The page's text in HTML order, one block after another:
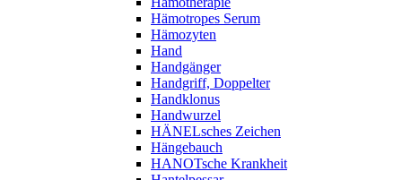
Hämotropes Serum
Hämozyten
Hand
Handgänger
Handgriff, Doppelter
Handklonus
Handwurzel
HÄNELsches Zeichen
Hängebauch
HANOTsche Krankheit